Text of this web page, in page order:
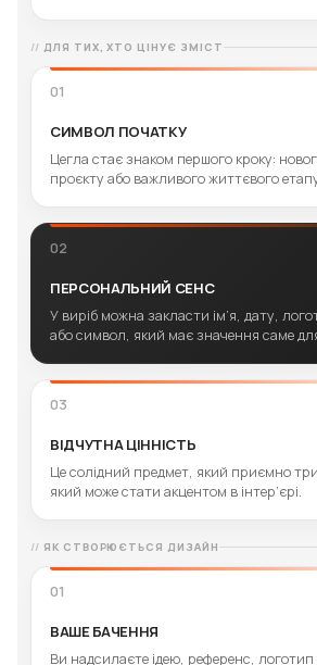
ДЛЯ ТИХ, ХТО ЦІНУЄ ЗМІСТ
01
СИМВОЛ ПОЧАТКУ
Цегла стає знаком першого кроку:
проєкту або важливого життєвого
02
ПЕРСОНАЛЬНИЙ СЕНС
У виріб можна закласти ім’я, дату,
або символ, який має значення саме
03
ВІДЧУТНА ЦІННІСТЬ
Це солідний предмет, який приємно
який може стати акцентом в інтер’єрі.
ЯК СТВОРЮЄТЬСЯ ДИЗАЙН
01
ВАШЕ БАЧЕННЯ
Ви надсилаєте ідею, референс, логотип